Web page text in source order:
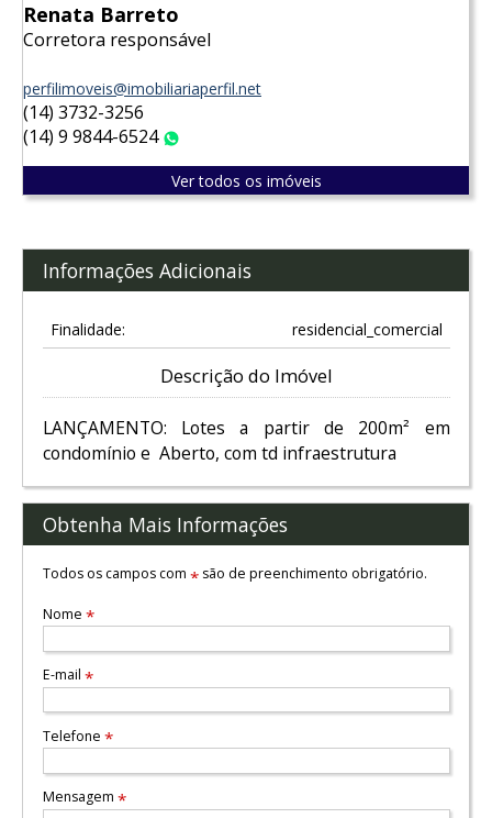
Renata Barreto
Corretora responsável
perfilimoveis@imobiliariaperfil.net
(14) 3732-3256
(14) 9 9844-6524
Ver todos os imóveis
Informações Adicionais
Finalidade: residencial_comercial
Descrição do Imóvel
LANÇAMENTO: Lotes a partir de 200m² em
condomínio e Aberto, com td infraestrutura
Obtenha Mais Informações
Todos os campos com *são de preenchimento obrigatório.
Nome *
E-mail *
Telefone *
Mensagem *